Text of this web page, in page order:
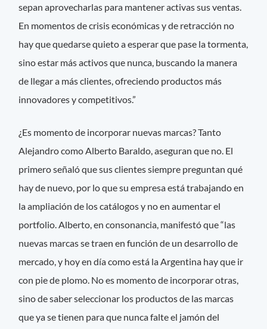
sepan aprovecharlas para mantener activas sus ventas.
En momentos de crisis económicas y de retracción no
hay que quedarse quieto a esperar que pase la tormenta,
sino estar más activos que nunca, buscando la manera
de llegar a más clientes, ofreciendo productos más
innovadores y competitivos.”
¿Es momento de incorporar nuevas marcas? Tanto
Alejandro como Alberto Baraldo, aseguran que no. El
primero señaló que sus clientes siempre preguntan qué
hay de nuevo, por lo que su empresa está trabajando en
la ampliación de los catálogos y no en aumentar el
portfolio. Alberto, en consonancia, manifestó que “las
nuevas marcas se traen en función de un desarrollo de
mercado, y hoy en día como está la Argentina hay que ir
con pie de plomo. No es momento de incorporar otras,
sino de saber seleccionar los productos de las marcas
que ya se tienen para que nunca falte el jamón del